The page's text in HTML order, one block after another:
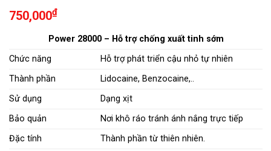
750,000₫
Power 28000 – Hỗ trợ chống xuất tinh sớm
Chức năng
Hỗ trợ phát triển cậu nhỏ tự nhiên
Thành phần
Lidocaine, Benzocaine,..
Sử dụng
Dạng xịt
Bảo quản
Nơi khô ráo tránh ánh nắng trực tiếp
Đặc tính
Thành phần từ thiên nhiên.